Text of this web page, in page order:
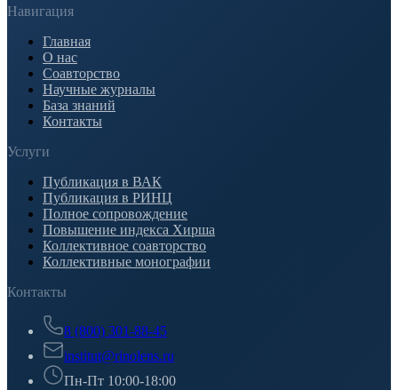
Навигация
Главная
О нас
Соавторство
Научные журналы
База знаний
Контакты
Услуги
Публикация в ВАК
Публикация в РИНЦ
Полное сопровождение
Повышение индекса Хирша
Коллективное соавторство
Коллективные монографии
Контакты
8 (800) 301-88-45
institut@rinolens.ru
Пн-Пт 10:00-18:00